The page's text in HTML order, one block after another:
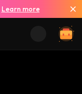
Learn more